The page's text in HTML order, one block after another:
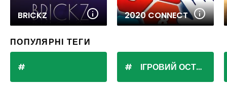
BRICKZ 2020 CONNECT
ПОПУЛЯРНІ ТЕГИ
ІГРОВИЙ ОСТРІВ